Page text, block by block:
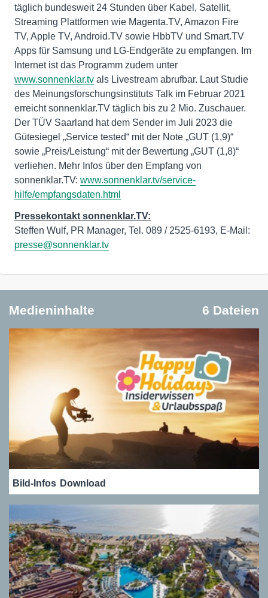
täglich bundesweit 24 Stunden über Kabel, Satellit,
Streaming Plattformen wie Magenta.TV, Amazon Fire
TV, Apple TV, Android.TV sowie HbbTV und Smart.TV
Apps für Samsung und LG-Endgeräte zu empfangen. Im
Internet ist das Programm zudem unter
www.sonnenklar.tv als Livestream abrufbar. Laut Studie
des Meinungsforschungsinstituts Talk im Februar 2021
erreicht sonnenklar.TV täglich bis zu 2 Mio. Zuschauer.
Der TÜV Saarland hat dem Sender im Juli 2023 die
Gütesiegel „Service tested“ mit der Note „GUT (1,9)“
sowie „Preis/Leistung“ mit der Bewertung „GUT (1,8)“
verliehen. Mehr Infos über den Empfang von
sonnenklar.TV: www.sonnenklar.tv/service-
hilfe/empfangsdaten.html
Pressekontakt sonnenklar.TV:
Steffen Wulf, PR Manager, Tel. 089 / 2525-6193, E-Mail:
presse@sonnenklar.tv
Medieninhalte 6 Dateien
Bild-Infos Download